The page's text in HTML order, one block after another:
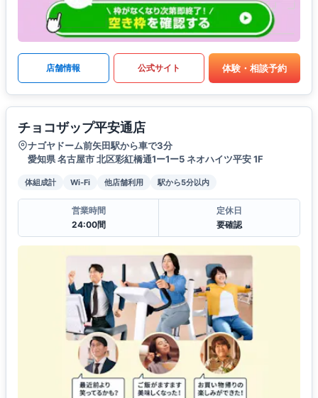
店舗情報 公式サイト 体験・相談予約
チョコザップ平安通店
ナゴヤドーム前矢田駅から車で3分
愛知県 名古屋市 北区彩紅橋通1ー1ー5 ネオハイツ平安 1F
体組成計 Wi-Fi 他店舗利用 駅から5分以内
営業時間
24:00間
定休日
要確認